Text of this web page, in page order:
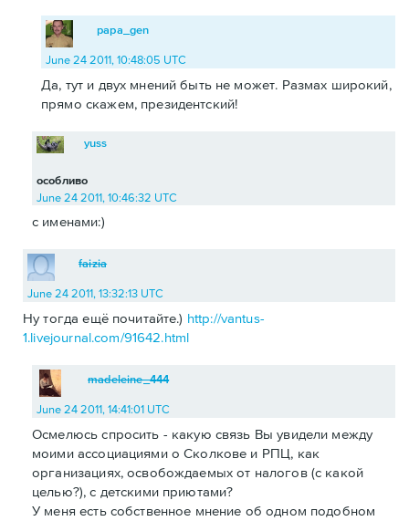
papa_gen
June 24 2011, 10:48:05 UTC
Да, тут и двух мнений быть не может. Размах широкий,
прямо скажем, президентский!
особливо
yuss
June 24 2011, 10:46:32 UTC
с именами:)
faizia
June 24 2011, 13:32:13 UTC
Ну тогда ещё почитайте.) http://vantus-
1.livejournal.com/91642.html
madeleine_444
June 24 2011, 14:41:01 UTC
Осмелюсь спросить - какую связь Вы увидели между
моими ассоциациями о Сколкове и РПЦ, как
организациях, освобождаемых от налогов (с какой
целью?), с детскими приютами?
У меня есть собственное мнение об одном подобном